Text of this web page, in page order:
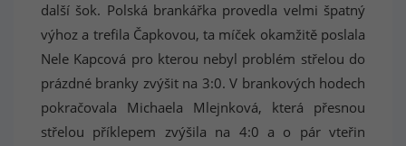
další šok. Polská brankářka provedla velmi špatný
výhoz a trefila Čapkovou, ta míček okamžitě poslala
Nele Kapcová pro kterou nebyl problém střelou do
prázdné branky zvýšit na 3:0. V brankových hodech
pokračovala Michaela Mlejnková, která přesnou
střelou příklepem zvýšila na 4:0 a o pár vteřin